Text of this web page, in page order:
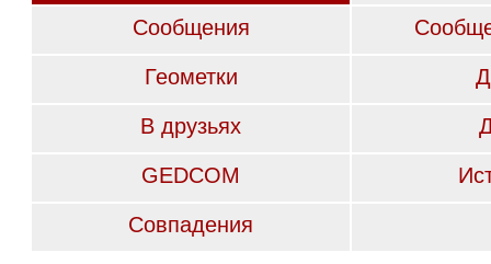
Сообщения
Геометки
В друзьях
GEDCOM
Совпадения